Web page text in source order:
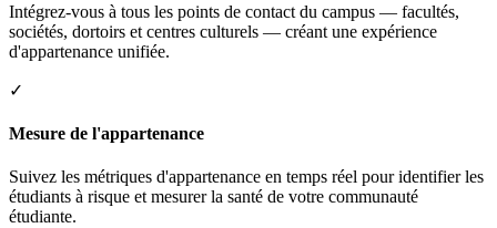
Intégrez-vous à tous les points de contact du campus — facultés,
sociétés, dortoirs et centres culturels — créant une expérience
d'appartenance unifiée.
✓
Mesure de l'appartenance
Suivez les métriques d'appartenance en temps réel pour identifier les
étudiants à risque et mesurer la santé de votre communauté
étudiante.